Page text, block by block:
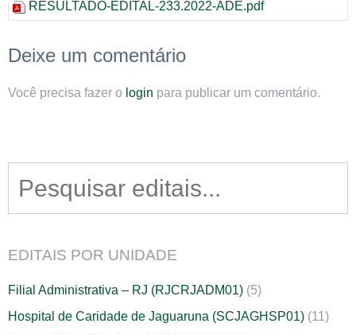
RESULTADO-EDITAL-233.2022-ADE.pdf
Deixe um comentário
Você precisa fazer o login para publicar um comentário.
Search
for:
EDITAIS POR UNIDADE
Filial Administrativa – RJ (RJCRJADM01) (5)
Hospital de Caridade de Jaguaruna (SCJAGHSP01) (11)